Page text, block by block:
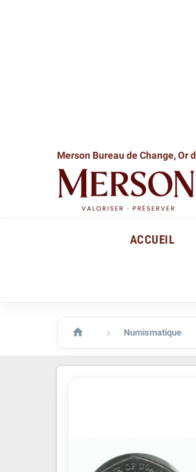
Merson Bureau de Change, Or
ACCUEIL
  Numismatique